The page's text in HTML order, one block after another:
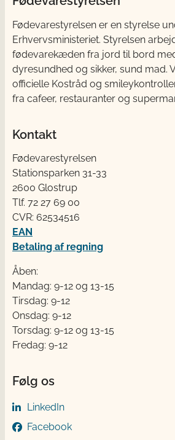
Fødevarestyrelsen er en styrelse
Erhvervsministeriet. Styrelsen
fødevarekæden fra jord til bord
dyresundhed og sikker, sund mad.
officielle Kostråd og
fra cafeer, restauranter og
Kontakt
Fødevarestyrelsen
Stationsparken 31-33
2600 Glostrup
Tlf. 72 2​​​7 69 00
CVR: 62534516
EAN
Betaling af regning
Åben:
Mandag: 9-12 og 13-15
Tirsdag: 9-12
Onsdag: 9-12
Torsdag: 9-12 og 13-15
Fredag: 9-12
Følg os
LinkedIn
Facebook